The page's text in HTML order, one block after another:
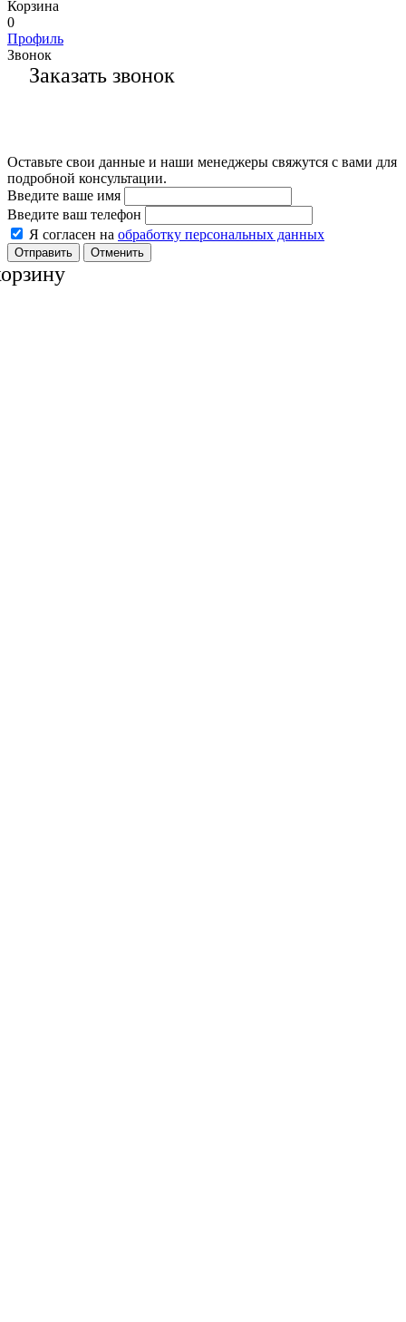
Корзина
0
Профиль
Звонок
Заказать звонок
Оставьте свои данные и наши менеджеры свяжутся с вами для
подробной консультации.
Введите ваше имя
Введите ваш телефон
Я согласен на обработку персональных данных
Отменить